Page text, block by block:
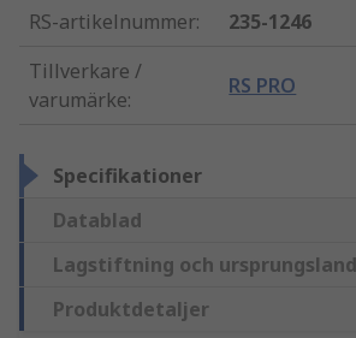
RS-artikelnummer:
235-1246
Tillverkare /
varumärke:
RS PRO
Specifikationer
Datablad
Lagstiftning och ursprungsland
Produktdetaljer